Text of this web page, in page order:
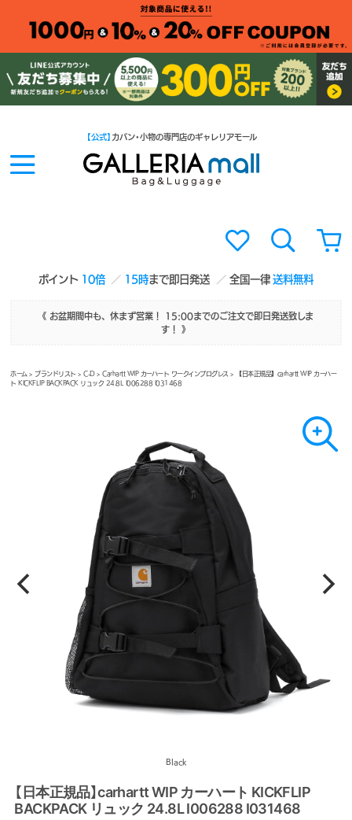
ポイント 10倍 15時まで即日発送 全国一律送料無料
【公式】 カバン・小物の専門店のギャレリアモール
《 お盆期間中も、休まず営業！ 15:00までのご注文で即日発送致しま
す！ 》
ホーム >ブランドリスト >C-D>Carhartt WIP カーハート ワークインプログレス > 【日本正規品】carhartt WIP カーハー
ト KICKFLIP BACKPACK リュック 24.8L I006288 I031468
Black
【日本正規品】carhartt WIP カーハート KICKFLIP
BACKPACK リュック 24.8L I006288 I031468